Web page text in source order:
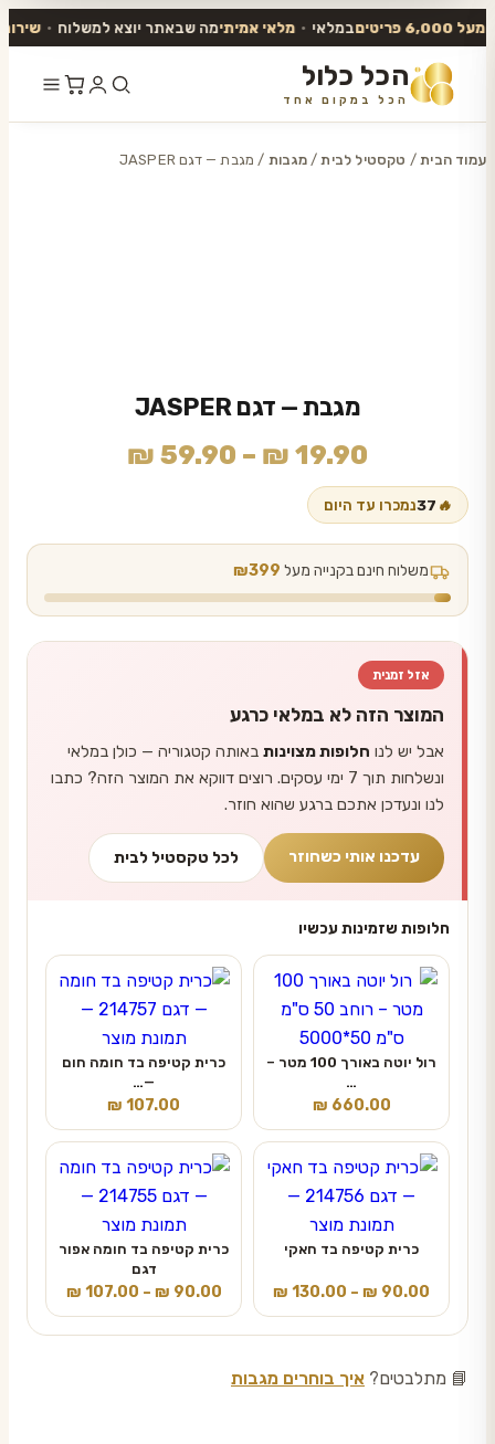
פריטים במלאי • מלאי אמיתימה שבאתר יוצא למשלוח • שירות
הכל כלול
הכל במקום אחד
לתוכן
עמוד הבית/ טקסטיל לבית/מגבות / מגבת — דגם JASPER
מגבת — דגם JASPER
₪ 19.90
–
₪ 59.90
עד
🔥
37נמכרו עד היום
משלוח חינם בקנייה מעל ₪399
אזל זמנית
המוצר הזה לא במלאי כרגע
אבל יש לנו חלופות מצוינות באותה קטגוריה — כולן במלאי
ונשלחות תוך 7 ימי עסקים. רוצים דווקא את המוצר הזה? כתבו
לנו ונעדכן אתכם ברגע שהוא חוזר.
עדכנו אותי כשחוזר לכל טקסטיל לבית
חלופות שזמינות עכשיו
רול יוטה באורך 100 מטר –
…
₪ 660.00
כרית קטיפה בד חומה חום
—…
₪ 107.00
כרית קטיפה בד חאקי
₪ 90.00
–
₪ 130.00
טווח
מחירים:
כרית קטיפה בד חומה אפור
דגם
₪ 90.00
–
₪ 107.00
טווח
מחירים:
📘 מתלבטים? איך בוחרים מגבות